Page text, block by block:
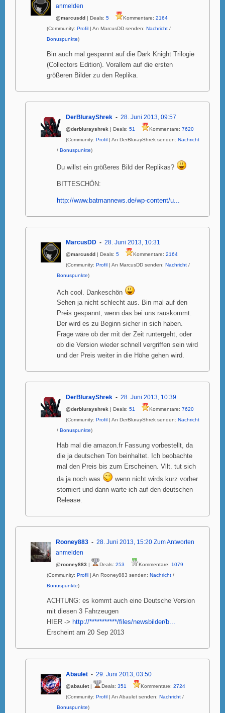
anmelden
@marcusdd | Deals: 5 Kommentare: 2164
(Community: Profil | An MarcusDD senden: Nachricht /
Bonuspunkte)
Bin auch mal gespannt auf die Dark Knight Trilogie
(Collectors Edition). Vorallem auf die ersten
größeren Bilder zu den Replika.
DerBlurayShrek 28. Juni 2013, 09:57
@derblurayshrek | Deals: 51 Kommentare: 7620
(Community: Profil | An DerBlurayShrek senden: Nachricht
/ Bonuspunkte)
Du willst ein größeres Bild der Replikas?
BITTESCHÖN:
http://www.batmannews.de/wp-content/u...
MarcusDD 28. Juni 2013, 10:31
@marcusdd | Deals: 5 Kommentare: 2164
(Community: Profil | An MarcusDD senden: Nachricht /
Bonuspunkte)
Ach cool. Dankeschön
Sehen ja nicht schlecht aus. Bin mal auf den
Preis gespannt, wenn das bei uns rauskommt.
Der wird es zu Beginn sicher in sich haben.
Frage wäre ob der mit der Zeit runtergeht, oder
ob die Version wieder schnell vergriffen sein wird
und der Preis weiter in die Höhe gehen wird.
DerBlurayShrek 28. Juni 2013, 10:39
@derblurayshrek | Deals: 51 Kommentare: 7620
(Community: Profil | An DerBlurayShrek senden: Nachricht
/ Bonuspunkte)
Hab mal die amazon.fr Fassung vorbestellt, da
die ja deutschen Ton beinhaltet. Ich beobachte
mal den Preis bis zum Erscheinen. Vllt. tut sich
da ja noch was
wenn nicht wirds kurz vorher
storniert und dann warte ich auf den deutschen
Release.
Rooney883 28. Juni 2013, 15:20 Zum Antworten
anmelden
@rooney883 | Deals: 253 Kommentare: 1079
(Community: Profil | An Rooney883 senden: Nachricht /
Bonuspunkte)
ACHTUNG: es kommt auch eine Deutsche Version
mit diesen 3 Fahrzeugen
HIER -> http://***********/files/newsbilder/b...
Erscheint am 20 Sep 2013
Abaulet 29. Juni 2013, 03:50
@abaulet| Deals: 351 Kommentare: 2724
(Community: Profil | An Abaulet senden: Nachricht /
Bonuspunkte)